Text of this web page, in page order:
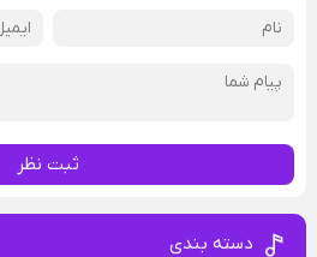
ثبت نظر
دسته بندی